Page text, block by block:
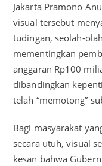
Jakarta Pramono
visual tersebut
tudingan, seolah-
mementingkan
anggaran Rp100
dibandingkan
telah “memotong”
Bagi masyarakat
secara utuh, visual
kesan bahwa